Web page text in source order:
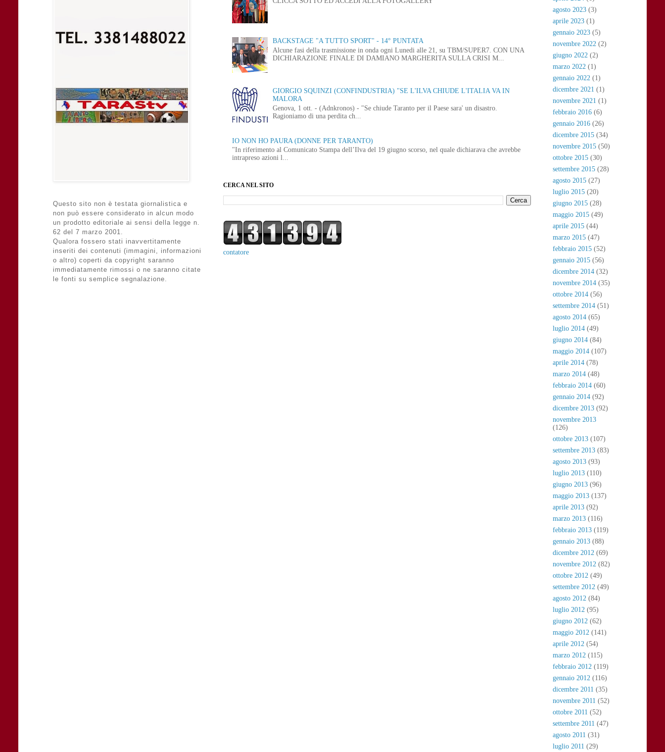
BACKSTAGE "A TUTTO SPORT" - 14° PUNTATA
Alcune fasi della trasmissione in onda ogni Lunedi alle 21, su TBM/SUPER7. CON UNA
DICHIARAZIONE FINALE DI DAMIANO MARGHERITA SULLA CRISI M...
GIORGIO SQUINZI (CONFINDUSTRIA) "SE L'ILVA CHIUDE L'ITALIA VA IN
MALORA
Genova, 1 ott. - (Adnkronos) - "Se chiude Taranto per il Paese sara' un disastro.
Ragioniamo di una perdita ch...
IO NON HO PAURA (DONNE PER TARANTO)
"In riferimento al Comunicato Stampa dell’Ilva del 19 giugno scorso, nel quale dichiarava che avrebbe
intrapreso azioni l...
CERCA NEL SITO
contatore
Questo sito non è testata giornalistica e
non può essere considerato in alcun modo
un prodotto editoriale ai sensi della legge n.
62 del 7 marzo 2001.
Qualora fossero stati inavvertitamente
inseriti dei contenuti (immagini, informazioni
o altro) coperti da copyright saranno
immediatamente rimossi o ne saranno citate
le fonti su semplice segnalazione.
agosto 2023 (3)
aprile 2023 (1)
gennaio 2023 (5)
novembre 2022 (2)
giugno 2022 (2)
marzo 2022 (1)
gennaio 2022 (1)
dicembre 2021 (1)
novembre 2021 (1)
febbraio 2016 (6)
gennaio 2016 (26)
dicembre 2015 (34)
novembre 2015 (50)
ottobre 2015 (30)
settembre 2015 (28)
agosto 2015 (27)
luglio 2015 (20)
giugno 2015 (28)
maggio 2015 (49)
aprile 2015 (44)
marzo 2015 (47)
febbraio 2015 (52)
gennaio 2015 (56)
dicembre 2014 (32)
novembre 2014 (35)
ottobre 2014 (56)
settembre 2014 (51)
agosto 2014 (65)
luglio 2014 (49)
giugno 2014 (84)
maggio 2014 (107)
aprile 2014 (78)
marzo 2014 (48)
febbraio 2014 (60)
gennaio 2014 (92)
dicembre 2013 (92)
novembre 2013
(126)
ottobre 2013 (107)
settembre 2013 (83)
agosto 2013 (93)
luglio 2013 (110)
giugno 2013 (96)
maggio 2013 (137)
aprile 2013 (92)
marzo 2013 (116)
febbraio 2013 (119)
gennaio 2013 (88)
dicembre 2012 (69)
novembre 2012 (82)
ottobre 2012 (49)
settembre 2012 (49)
agosto 2012 (84)
luglio 2012 (95)
giugno 2012 (62)
maggio 2012 (141)
aprile 2012 (54)
marzo 2012 (115)
febbraio 2012 (119)
gennaio 2012 (116)
dicembre 2011 (35)
novembre 2011 (52)
ottobre 2011 (52)
settembre 2011 (47)
agosto 2011 (31)
luglio 2011 (29)